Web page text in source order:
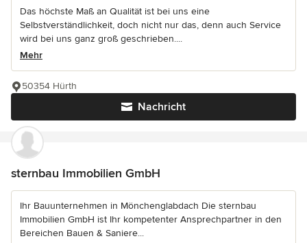
Das höchste Maß an Qualität ist bei uns eine
Selbstverständlichkeit, doch nicht nur das, denn auch Service
wird bei uns ganz groß geschrieben....
Mehr
Nachricht
50354 Hürth
sternbau Immobilien GmbH
Ihr Bauunternehmen in Mönchenglabdach Die sternbau
Immobilien GmbH ist Ihr kompetenter Ansprechpartner in den
Bereichen Bauen & Saniere...